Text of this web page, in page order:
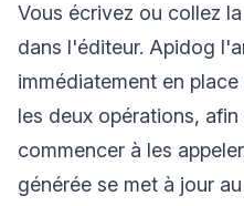
Vous écrivez ou collez
dans l'éditeur. Apidog
immédiatement en
les deux opérations,
commencer à les
générée se met à jour